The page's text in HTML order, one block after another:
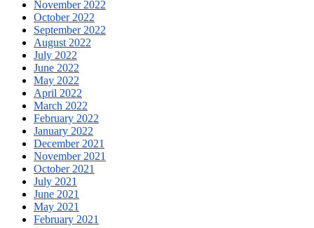
November 2022
October 2022
September 2022
August 2022
July 2022
June 2022
May 2022
April 2022
March 2022
February 2022
January 2022
December 2021
November 2021
October 2021
July 2021
June 2021
May 2021
February 2021